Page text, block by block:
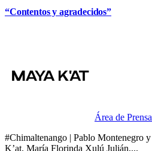
“Contentos y agradecidos”
Área de Prensa
#Chimaltenango | Pablo Montenegro y Mynor Tujal – Red Maya
K’at. María Florinda Xulú Julián,...